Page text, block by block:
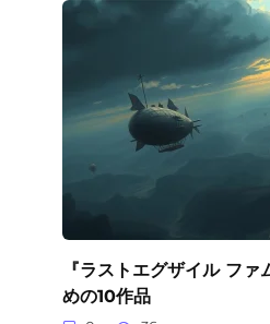
『ラストエグザイル フ
めの10作品